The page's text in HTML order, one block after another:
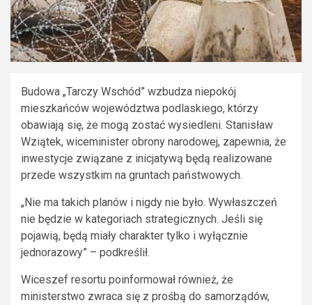
Budowa „Tarczy Wschód” wzbudza niepokój
mieszkańców województwa podlaskiego, którzy
obawiają się, że mogą zostać wysiedleni. Stanisław
Wziątek, wiceminister obrony narodowej, zapewnia, że
inwestycje związane z inicjatywą będą realizowane
przede wszystkim na gruntach państwowych.
„Nie ma takich planów i nigdy nie było. Wywłaszczeń
nie będzie w kategoriach strategicznych. Jeśli się
pojawią, będą miały charakter tylko i wyłącznie
jednorazowy” – podkreślił.
Wiceszef resortu poinformował również, że
ministerstwo zwraca się z prośbą do samorządów,